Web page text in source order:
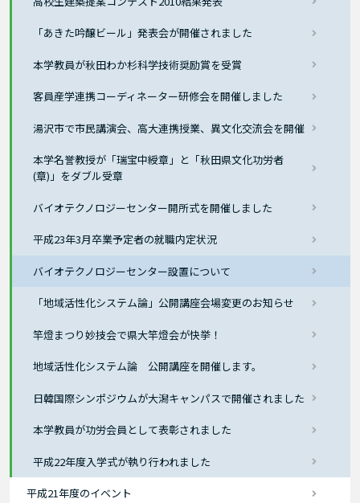
「あきた吟醸ビール」発表会が開催されました
本学教員が秋田わか杉科学技術奨励賞を受賞
客員産学連携コーディネーター研修会を開催しました
湯沢市で市民講演会、高大連携授業、異文化交流会を開催
本学名誉教授が「瑞宝中綬章」と「秋田県文化功労者
(章)」をダブル受章
バイオテクノロジーセンター開所式を開催しました
平成23年3月卒業予定者の就職内定状況
バイオテクノロジーセンター設置について
「地域活性化システム論」公開講座会場変更のお知らせ
竿燈まつり妙技会で県大竿燈会が快挙！
地域活性化システム論 公開講座を開催します。
日韓国際シンポジウムが大潟キャンパスで開催されました
本学教員が功労会員として表彰されました
平成22年度入学式が執り行われました
平成21年度のイベント